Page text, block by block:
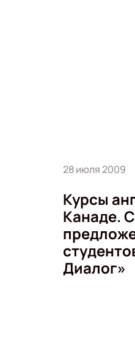
28 июля 2009
Курсы
Канаде.
Диалог»